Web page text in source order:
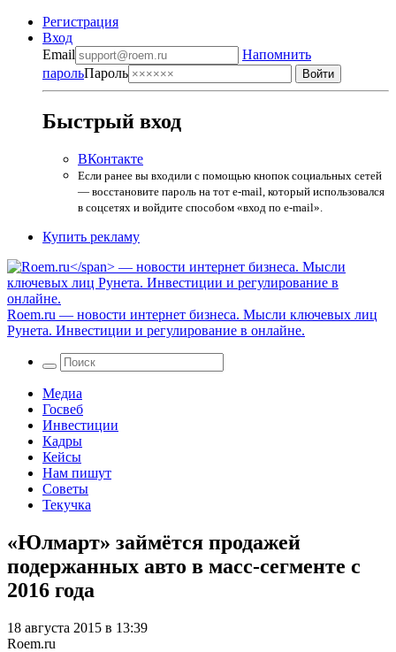
Регистрация
Вход
Email
Напомнить
парольПароль
Быстрый вход
ВКонтакте
Если ранее вы входили с помощью кнопок социальных сетей
— восстановите пароль на тот e-mail, который использовался
в соцсетях и войдите способом «вход по e-mail».
Купить рекламу
Roem.ru — новости интернет бизнеса. Мысли ключевых лиц
Рунета. Инвестиции и регулирование в онлайне.
Медиа
Госвеб
Инвестиции
Кадры
Кейсы
Нам пишут
Советы
Текучка
«Юлмарт» займётся продажей
подержанных авто в масс-сегменте с
2016 года
18 августа 2015 в 13:39
Roem.ru